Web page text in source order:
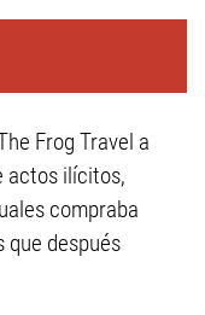
Frog Travel a
actos ilícitos,
compraba
que después